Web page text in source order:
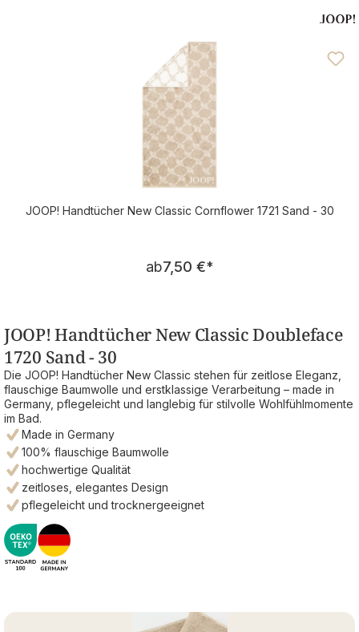
JOOP! Handtücher New Classic Cornflower 1721 Sand - 30
Regulärer Preis:
ab7,50 €*
JOOP! Handtücher New Classic Doubleface
1720 Sand - 30
Die JOOP! Handtücher New Classic stehen für zeitlose Eleganz,
flauschige Baumwolle und erstklassige Verarbeitung – made in
Germany, pflegeleicht und langlebig für stilvolle Wohlfühlmomente
im Bad.
Made in Germany
100% flauschige Baumwolle
hochwertige Qualität
zeitloses, elegantes Design
pflegeleicht und trocknergeeignet